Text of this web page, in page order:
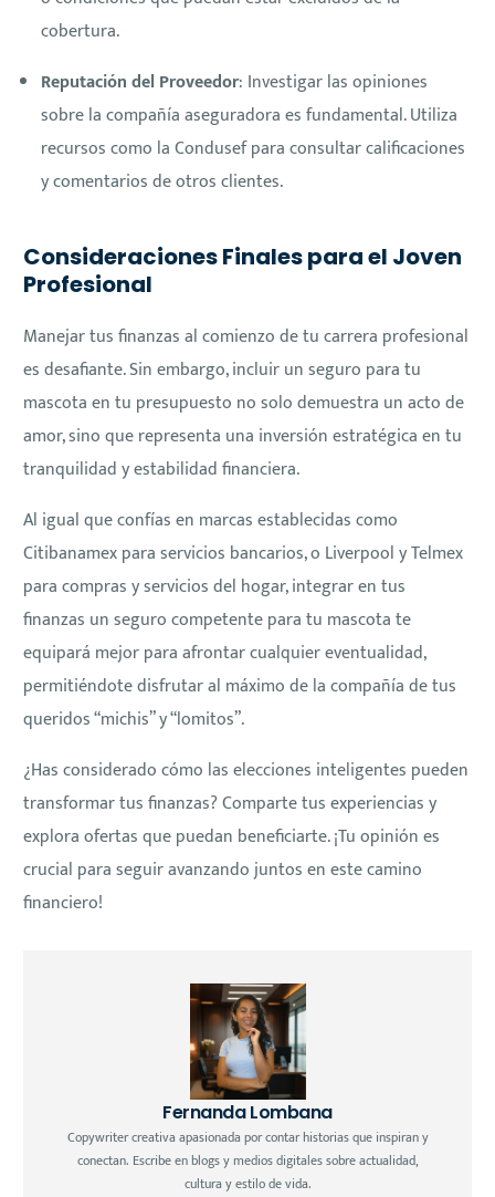
cobertura.
Reputación del Proveedor: Investigar las opiniones
sobre la compañía aseguradora es fundamental. Utiliza
recursos como la Condusef para consultar calificaciones
y comentarios de otros clientes.
Consideraciones Finales para el Joven
Profesional
Manejar tus finanzas al comienzo de tu carrera profesional
es desafiante. Sin embargo, incluir un seguro para tu
mascota en tu presupuesto no solo demuestra un acto de
amor, sino que representa una inversión estratégica en tu
tranquilidad y estabilidad financiera.
Al igual que confías en marcas establecidas como
Citibanamex para servicios bancarios, o Liverpool y Telmex
para compras y servicios del hogar, integrar en tus
finanzas un seguro competente para tu mascota te
equipará mejor para afrontar cualquier eventualidad,
permitiéndote disfrutar al máximo de la compañía de tus
queridos “michis” y “lomitos”.
¿Has considerado cómo las elecciones inteligentes pueden
transformar tus finanzas? Comparte tus experiencias y
explora ofertas que puedan beneficiarte. ¡Tu opinión es
crucial para seguir avanzando juntos en este camino
financiero!
Fernanda Lombana
Copywriter creativa apasionada por contar historias que inspiran y
conectan. Escribe en blogs y medios digitales sobre actualidad,
cultura y estilo de vida.